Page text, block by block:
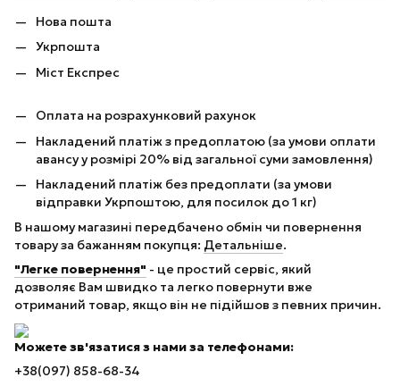
Нова пошта
Укрпошта
Міст Експрес
Оплата на розрахунковий рахунок
Накладений платіж з предоплатою (за умови оплати
авансу у розмірі 20% від загальної суми замовлення)
Накладений платіж без предоплати (за умови
відправки Укрпоштою, для посилок до 1 кг)
В нашому магазині передбачено обмін чи повернення
товару за бажанням покупця: Детальніше.
"Легке повернення" - це простий сервіс, який
дозволяє Вам швидко та легко повернути вже
отриманий товар, якщо він не підійшов з певних причин.
Можете зв'язатися з нами за телефонами:
+38(097) 858-68-34